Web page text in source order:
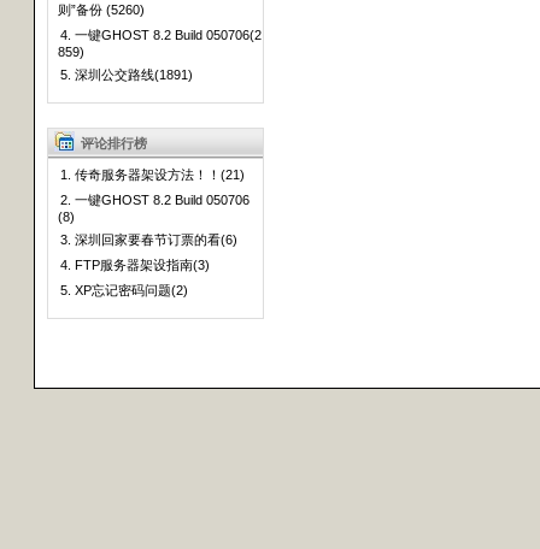
则”备份 (5260)
4. 一键GHOST 8.2 Build 050706(2
859)
5. 深圳公交路线(1891)
评论排行榜
1. 传奇服务器架设方法！！(21)
2. 一键GHOST 8.2 Build 050706
(8)
3. 深圳回家要春节订票的看(6)
4. FTP服务器架设指南(3)
5. XP忘记密码问题(2)